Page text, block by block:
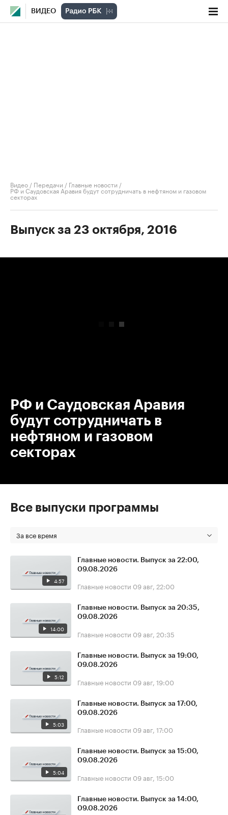
ВИДЕО
Видео / Передачи / Главные новости /
РФ и Саудовская Аравия будут сотрудничать в нефтяном и газовом
секторах
Выпуск за 23 октября, 2016
РФ и Саудовская Аравия
будут сотрудничать в
нефтяном и газовом
секторах
Все выпуски программы
За все время
4:57
Главные новости. Выпуск за 22:00,
09.08.2026
Главные новости 09 авг, 22:00
14:00
Главные новости. Выпуск за 20:35,
09.08.2026
Главные новости 09 авг, 20:35
5:12
Главные новости. Выпуск за 19:00,
09.08.2026
Главные новости 09 авг, 19:00
5:03
Главные новости. Выпуск за 17:00,
09.08.2026
Главные новости 09 авг, 17:00
5:04
Главные новости. Выпуск за 15:00,
09.08.2026
Главные новости 09 авг, 15:00
Главные новости. Выпуск за 14:00,
09.08.2026